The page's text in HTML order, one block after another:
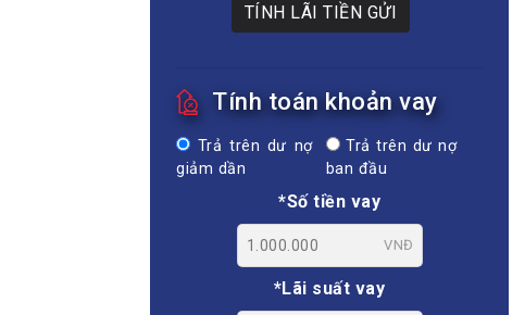
TÍNH LÃI TIỀN GỬI
Tính toán khoản vay
Trả trên dư nợ
giảm dần
Trả trên dư nợ
ban đầu
*Số tiền vay
VNĐ
*Lãi suất vay